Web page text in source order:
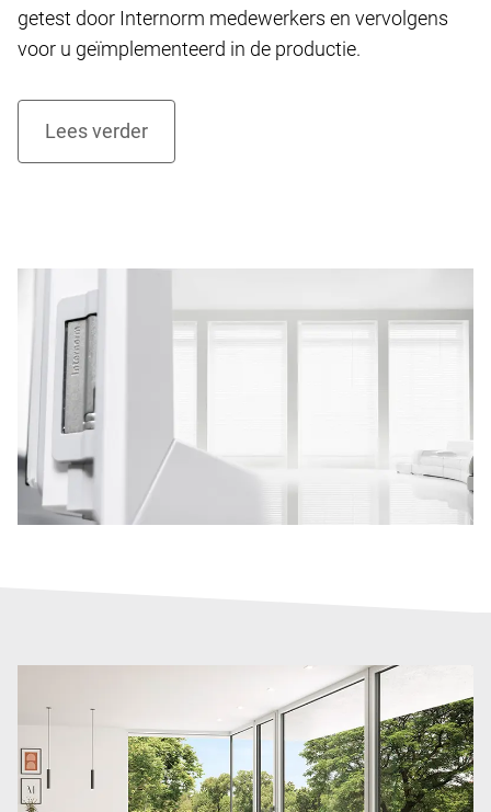
getest door Internorm medewerkers en vervolgens
voor u geïmplementeerd in de productie.